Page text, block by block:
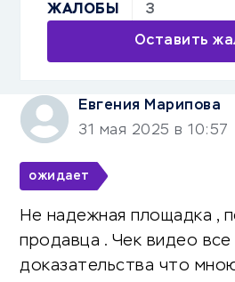
ЖАЛОБЫ 3
Оставить
Евгения Марипова
31 мая 2025 в 10:57
ожидает
Не надежная площадка ,
продавца . Чек видео все
доказательства что